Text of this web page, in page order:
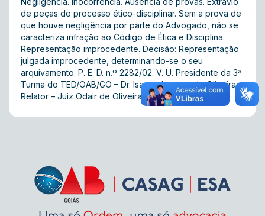
de peças do processo ético-disciplinar. Sem a prova de
que houve negligência por parte do Advogado, não se
caracteriza infração ao Código de Ética e Disciplina.
Representação improcedente. Decisão: Representação
julgada improcedente, determinando-se o seu
arquivamento. P. E. D. n.º 2282/02. V. U. Presidente da 3ª
Turma do TED/OAB/GO – Dr. Isaque Lustosa de Oliveira.
Relator – Juiz Odair de Oliveira Pio. 07.12.2006.